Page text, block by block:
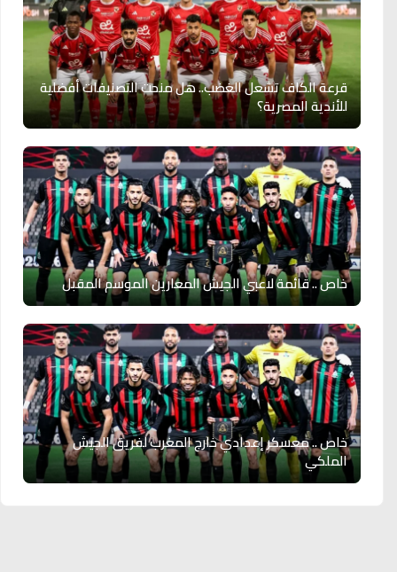
قرعة الكاف تشعل الغضب.. هل منحت التصنيفات أفضلية
للأندية المصرية؟
خاص .. قائمة لاعبي الجيش المعارين الموسم المقبل
خاص .. معسكر إعدادي خارج المغرب لفريق الجيش
الملكي